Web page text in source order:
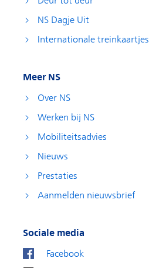
NS Dagje Uit
Internationale treinkaartjes
Meer NS
Over NS
Werken bij NS
Mobiliteitsadvies
Nieuws
Prestaties
Aanmelden nieuwsbrief
Sociale media
Facebook